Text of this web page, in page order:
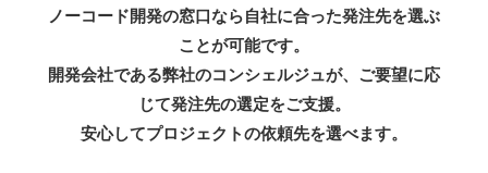
ノーコード開発の窓口なら自社に合った発注先を選ぶ
ことが可能です。
開発会社である弊社のコンシェルジュが、ご要望に応
じて発注先の選定をご支援。
安心してプロジェクトの依頼先を選べます。